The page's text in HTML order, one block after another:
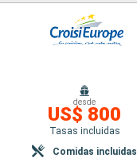
desde
US$ 800
Tasas incluidas
Comidas incluidas